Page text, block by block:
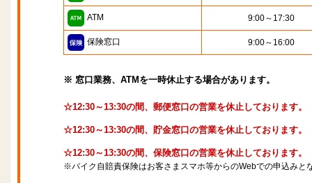
ATM 9:00～17:30
保険窓口 9:00～16:00
※ 窓口業務、ATMを一時休止する場合があります。
☆12:30～13:30の間、郵便窓口の営業を休止しております。
☆12:30～13:30の間、貯金窓口の営業を休止しております。
☆12:30～13:30の間、保険窓口の営業を休止しております。
※バイク自賠責保険はお客さまスマホ等からのWebでの申込みと